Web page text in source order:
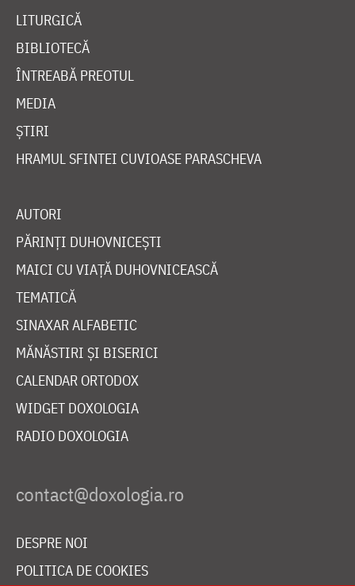
LITURGICĂ
BIBLIOTECĂ
ÎNTREABĂ PREOTUL
MEDIA
ȘTIRI
HRAMUL SFINTEI CUVIOASE PARASCHEVA
AUTORI
PĂRINȚI DUHOVNICEȘTI
MAICI CU VIAȚĂ DUHOVNICEASCĂ
TEMATICĂ
SINAXAR ALFABETIC
MĂNĂSTIRI ȘI BISERICI
CALENDAR ORTODOX
WIDGET DOXOLOGIA
RADIO DOXOLOGIA
DESPRE NOI
POLITICA DE COOKIES